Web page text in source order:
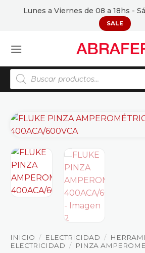
Lunes a Viernes de 08 a 18hs -
SALE
Búsqueda
de
productos
INICIO / ELECTRICIDAD /
ELECTRICIDAD / PINZA